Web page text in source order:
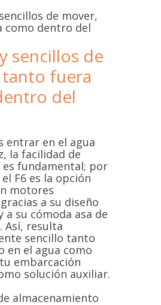
sencillos de
fuera
del
entrar en el agua
la facilidad de
fundamental; por
F6 es la opción
motores
a su diseño
a su cómoda asa de
resulta
sencillo tanto
en el agua como
embarcación
solución auxiliar.